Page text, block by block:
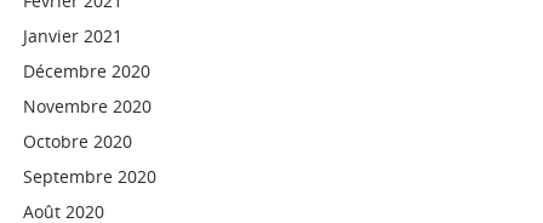
Janvier 2021
Décembre 2020
Novembre 2020
Octobre 2020
Septembre 2020
Août 2020